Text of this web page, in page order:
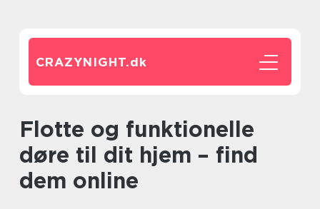
CRAZYNIGHT.dk
Flotte og funktionelle
døre til dit hjem – find
dem online